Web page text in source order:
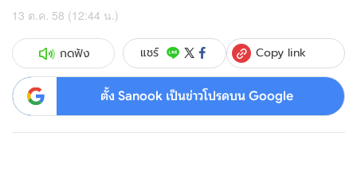
13 ต.ค. 58 (12:44 น.)
กดฟัง แชร์ Copy link
ตั้ง Sanook เป็นข่าวโปรดบน Google